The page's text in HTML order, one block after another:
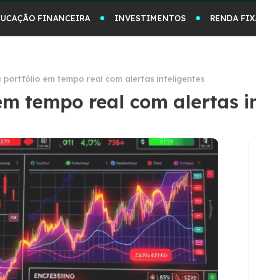
FINANCEIRA INVESTIMENTOS RENDA
portfólio em tempo real com alertas inteligentes
tempo real com alertas